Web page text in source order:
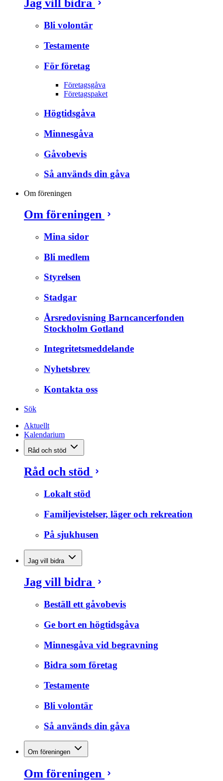
Jag vill bidra
Bli volontär
Testamente
För företag
Företagsgåva
Företagspaket
Högtidsgåva
Minnesgåva
Gåvobevis
Så används din gåva
Om föreningen
Om föreningen
Mina sidor
Bli medlem
Styrelsen
Stadgar
Årsredovisning Barncancerfonden
Stockholm Gotland
Integritetsmeddelande
Nyhetsbrev
Kontakta oss
Sök
Aktuellt
Kalendarium
Råd och stöd
Råd och stöd
Lokalt stöd
Familjevistelser, läger och rekreation
På sjukhusen
Jag vill bidra
Jag vill bidra
Beställ ett gåvobevis
Ge bort en högtidsgåva
Minnesgåva vid begravning
Bidra som företag
Testamente
Bli volontär
Så används din gåva
Om föreningen
Om föreningen